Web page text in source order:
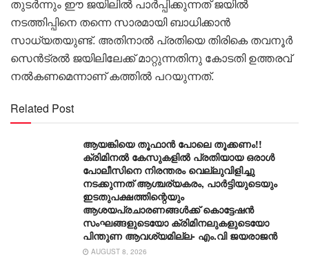
തുടർന്നും ഈ ജയിലിൽ പാർപ്പിക്കുന്നത് ജയിൽ
നടത്തിപ്പിനെ തന്നെ സാരമായി ബാധിക്കാൻ
സാധ്യതയുണ്ട്. അതിനാൽ പ്രതിയെ തിരികെ തവനൂർ
സെൻട്രൽ ജയിലിലേക്ക് മാറ്റുന്നതിനു കോടതി ഉത്തരവ്
നൽകണമെന്നാണ് കത്തിൽ പറയുന്നത്.
Related Post
ആയങ്കിയെ തൂഫാൻ പോലെ തൂക്കണം!!
ക്രിമിനൽ കേസുകളിൽ പ്രതിയായ ഒരാൾ
പോലീസിനെ നിരന്തരം വെല്ലുവിളിച്ചു
നടക്കുന്നത് ആശ്ചര്യകരം, പാർട്ടിയുടെയും
ഇടതുപക്ഷത്തിന്റെയും
ആശയപ്രചാരണങ്ങൾക്ക് കൊട്ടേഷൻ
സംഘങ്ങളുടെയോ ക്രിമിനലുകളുടെയോ
പിന്തുണ ആവശ്യമില്ല- എം.വി ജയരാജൻ
AUGUST 8, 2026